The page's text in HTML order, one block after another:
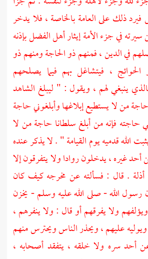
فيرد ذلك على العامة بالخاصة ، فلا يدخر
في جزء الأمة إيثار أهل الفضل بإذنه
في الدين ، فمنهم ذو الحاجة ومنهم ذو
الحوائج ، فيتشاغل بهم فيما يصلحهم
ينبغي لهم ، ويقول : " ليبلغ الشاهد
من لا يستطيع إبلاغها وأبلغوني حاجة
حاجته فإنه من أبلغ سلطانا حاجة من لا
الله قدميه يوم القيامة " . لا يذكر عنده
أحد غيره ، يدخلون روادا ولا يتفرقون إلا
. قال : فسألته عن مخرجه كيف كان
رسول الله - صلى الله عليه وسلم - يخزن
ويؤلفهم ولا يفرقهم أو قال : ولا ينفرهم ،
عليهم ، ويحذر الناس ويحترس منهم
أحد سره ولا خلقه ، يتفقد أصحابه ،